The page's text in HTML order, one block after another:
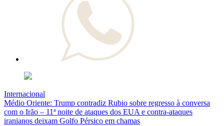
Internacional
Médio Oriente: Trump contradiz Rubio sobre regresso à conversa
com o Irão – 11ª noite de ataques dos EUA e contra-ataques
iranianos deixam Golfo Pérsico em chamas